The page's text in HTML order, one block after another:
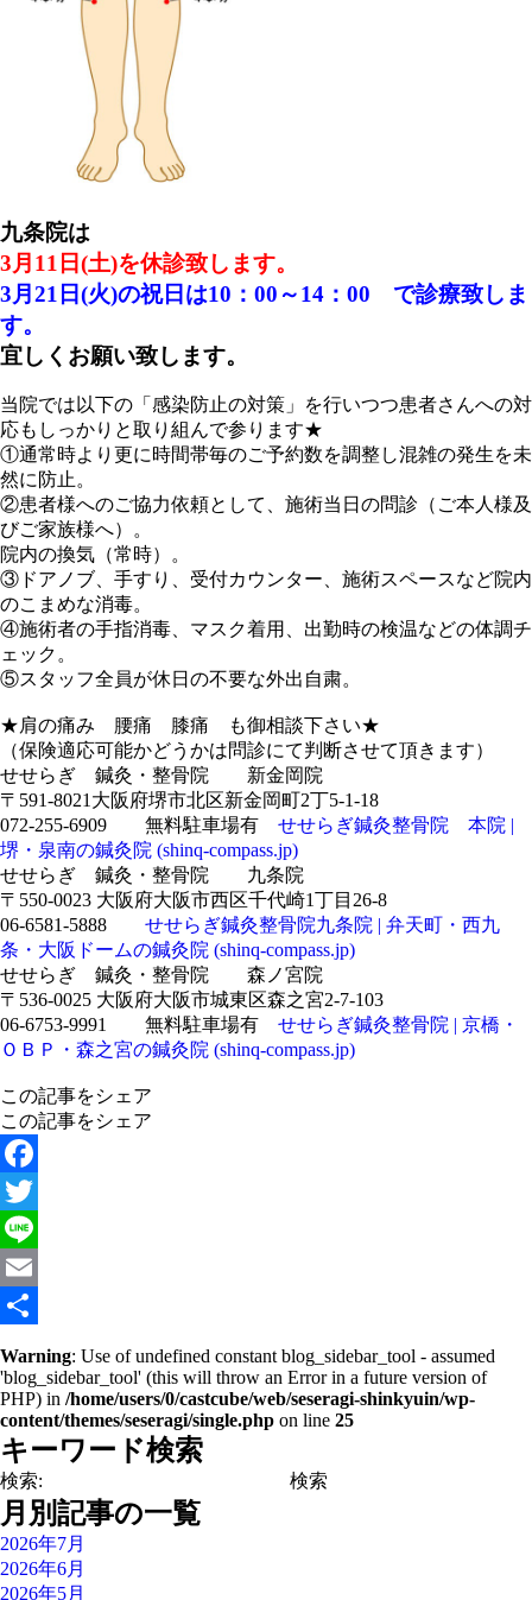
九条院は
3月11日(土)を休診致します。
3月21日(火)の祝日は10：00～14：00 で診療致しま
す。
宜しくお願い致します。
当院では以下の「感染防止の対策」を行いつつ患者さんへの対
応もしっかりと取り組んで参ります★
①通常時より更に時間帯毎のご予約数を調整し混雑の発生を未
然に防止。
②患者様へのご協力依頼として、施術当日の問診（ご本人様及
びご家族様へ）。
院内の換気（常時）。
③ドアノブ、手すり、受付カウンター、施術スペースなど院内
のこまめな消毒。
④施術者の手指消毒、マスク着用、出勤時の検温などの体調チ
ェック。
⑤スタッフ全員が休日の不要な外出自粛。
★肩の痛み 腰痛 膝痛 も御相談下さい★
（保険適応可能かどうかは問診にて判断させて頂きます）
せせらぎ 鍼灸・整骨院 新金岡院
〒591-8021大阪府堺市北区新金岡町2丁5-1-18
072-255-6909 無料駐車場有 せせらぎ鍼灸整骨院 本院 |
堺・泉南の鍼灸院 (shinq-compass.jp)
せせらぎ 鍼灸・整骨院 九条院
〒550-0023 大阪府大阪市西区千代崎1丁目26-8
06-6581-5888 せせらぎ鍼灸整骨院九条院 | 弁天町・西九
条・大阪ドームの鍼灸院 (shinq-compass.jp)
せせらぎ 鍼灸・整骨院 森ノ宮院
〒536-0025 大阪府大阪市城東区森之宮2-7-103
06-6753-9991 無料駐車場有 せせらぎ鍼灸整骨院 | 京橋・
ＯＢＰ・森之宮の鍼灸院 (shinq-compass.jp)
この記事をシェア
この記事をシェア
Facebook
Twitter
Line
Email
有
Warning: Use of undefined constant blog_sidebar_tool - assumed
'blog_sidebar_tool' (this will throw an Error in a future version of
PHP) in /home/users/0/castcube/web/seseragi-shinkyuin/wp-
content/themes/seseragi/single.php on line 25
キーワード検索
検索:
月別記事の一覧
2026年7月
2026年6月
2026年5月